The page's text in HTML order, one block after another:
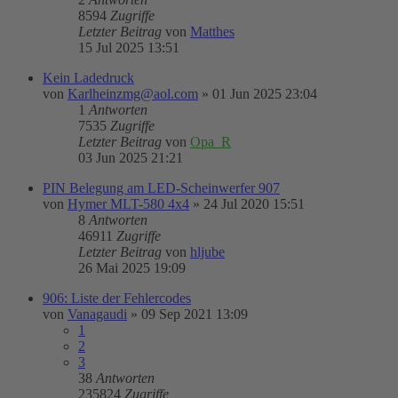
8594 Zugriffe
Letzter Beitrag von Matthes
15 Jul 2025 13:51
Kein Ladedruck
von Karlheinzmg@aol.com » 01 Jun 2025 23:04
1 Antworten
7535 Zugriffe
Letzter Beitrag von Opa_R
03 Jun 2025 21:21
PIN Belegung am LED-Scheinwerfer 907
von Hymer MLT-580 4x4 » 24 Jul 2020 15:51
8 Antworten
46911 Zugriffe
Letzter Beitrag von hljube
26 Mai 2025 19:09
906: Liste der Fehlercodes
von Vanagaudi » 09 Sep 2021 13:09
1
2
3
38 Antworten
235824 Zugriffe